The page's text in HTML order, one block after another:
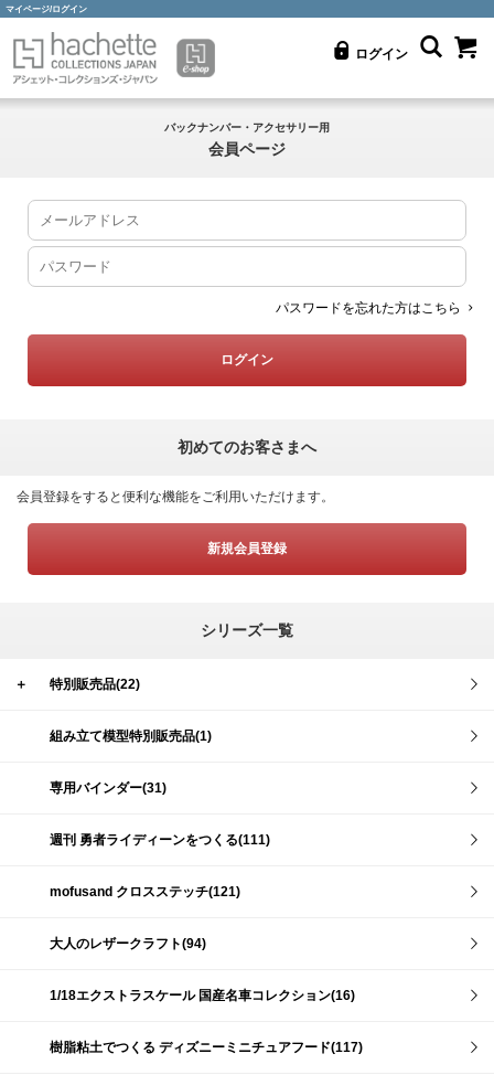
マイページ/ログイン
ログイン
バックナンバー・アクセサリー用
会員ページ
パスワードを忘れた方はこちら
初めてのお客さまへ
会員登録をすると便利な機能をご利用いただけます。
新規会員登録
シリーズ一覧
＋ 特別販売品(22)
組み立て模型特別販売品(1)
専用バインダー(31)
週刊 勇者ライディーンをつくる(111)
mofusand クロスステッチ(121)
大人のレザークラフト(94)
1/18エクストラスケール 国産名車コレクション(16)
樹脂粘土でつくる ディズニーミニチュアフード(117)